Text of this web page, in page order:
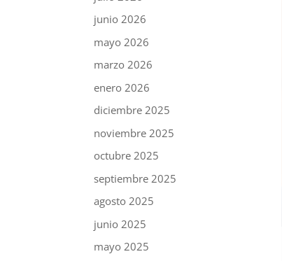
junio 2026
mayo 2026
marzo 2026
enero 2026
diciembre 2025
noviembre 2025
octubre 2025
septiembre 2025
agosto 2025
junio 2025
mayo 2025